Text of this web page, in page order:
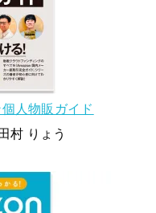
人物販ガイド
村 りょう